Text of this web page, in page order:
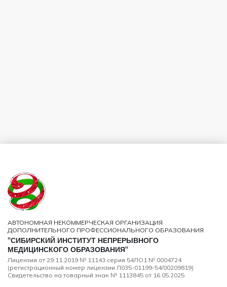
АВТОНОМНАЯ НЕКОММЕРЧЕСКАЯ ОРГАНИЗАЦИЯ
ДОПОЛНИТЕЛЬНОГО ПРОФЕССИОНАЛЬНОГО ОБРАЗОВАНИЯ
"СИБИРСКИЙ ИНСТИТУТ НЕПРЕРЫВНОГО
МЕДИЦИНСКОГО ОБРАЗОВАНИЯ"
Лицензия от 29.11.2019 № 11143 серия 54ЛО1 № 0004724
(регистрационный номер лицензии Л035-01199-54/00209819)
Свидетельство на товарный знак № 1113845 от 16.05.2025